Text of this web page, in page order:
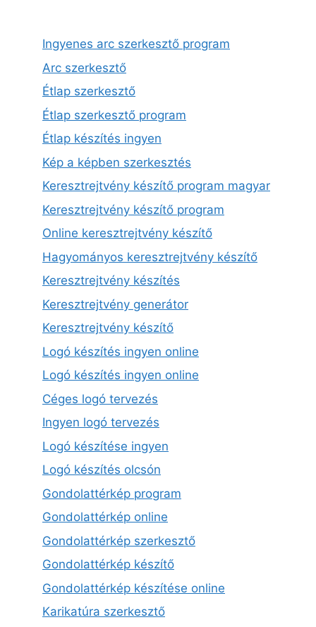
Ingyenes arc szerkesztő program
Arc szerkesztő
Étlap szerkesztő
Étlap szerkesztő program
Étlap készítés ingyen
Kép a képben szerkesztés
Keresztrejtvény készítő program magyar
Keresztrejtvény készítő program
Online keresztrejtvény készítő
Hagyományos keresztrejtvény készítő
Keresztrejtvény készítés
Keresztrejtvény generátor
Keresztrejtvény készítő
Logó készítés ingyen online
Logó készítés ingyen online
Céges logó tervezés
Ingyen logó tervezés
Logó készítése ingyen
Logó készítés olcsón
Gondolattérkép program
Gondolattérkép online
Gondolattérkép szerkesztő
Gondolattérkép készítő
Gondolattérkép készítése online
Karikatúra szerkesztő